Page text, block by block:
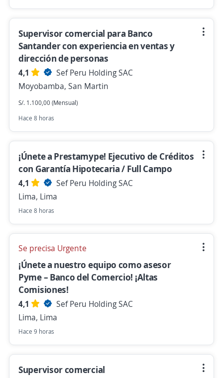
Supervisor comercial para Banco
Santander con experiencia en ventas y
dirección de personas
4,1
Sef Peru Holding SAC
Moyobamba, San Martin
S/. 1.100,00 (Mensual)
Hace 8 horas
¡Únete a Prestamype! Ejecutivo de Créditos
con Garantía Hipotecaria / Full Campo
4,1
Sef Peru Holding SAC
Lima, Lima
Hace 8 horas
Se precisa Urgente
¡Únete a nuestro equipo como asesor
Pyme – Banco del Comercio! ¡Altas
Comisiones!
4,1
Sef Peru Holding SAC
Lima, Lima
Hace 9 horas
Supervisor comercial